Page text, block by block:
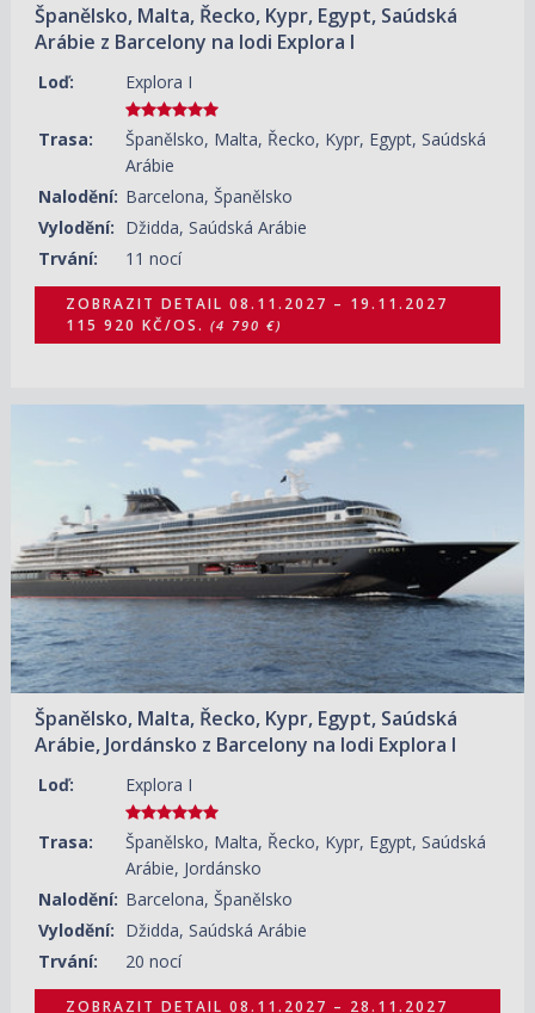
Španělsko, Malta, Řecko, Kypr, Egypt, Saúdská
Arábie z Barcelony na lodi Explora I
Loď: Explora I
Trasa:
Španělsko, Malta, Řecko, Kypr, Egypt, Saúdská
Arábie
Nalodění: Barcelona, Španělsko
Vylodění: Džidda, Saúdská Arábie
Trvání:
11 nocí
ZOBRAZIT DETAIL 08.11.2027 – 19.11.2027
115 920 KČ/OS. (4 790 €)
Španělsko, Malta, Řecko, Kypr, Egypt, Saúdská
Arábie, Jordánsko z Barcelony na lodi Explora I
Loď: Explora I
Trasa:
Španělsko, Malta, Řecko, Kypr, Egypt, Saúdská
Arábie, Jordánsko
Nalodění: Barcelona, Španělsko
Vylodění: Džidda, Saúdská Arábie
Trvání:
20 nocí
ZOBRAZIT DETAIL
08.11.2027 – 28.11.2027
(10 750 €)
ZOBRAZIT DETAIL 08.11.2027 – 28.11.2027